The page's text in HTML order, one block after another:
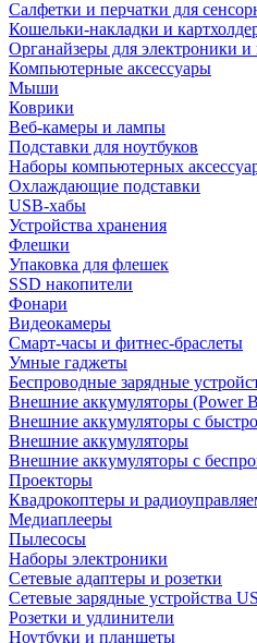
Салфетки и перчатки для
Кошельки-накладки и
Органайзеры для электроники и
Компьютерные аксессуары
Мыши
Коврики
Веб-камеры и лампы
Подставки для ноутбуков
Наборы компьютерных
Охлаждающие подставки
USB-хабы
Устройства хранения
Флешки
Упаковка для флешек
SSD накопители
Фонари
Видеокамеры
Смарт-часы и фитнес-браслеты
Умные гаджеты
Беспроводные зарядные
Внешние аккумуляторы (Power
Внешние аккумуляторы с
Внешние аккумуляторы
Внешние аккумуляторы с
Проекторы
Квадрокоптеры и
Медиаплееры
Пылесосы
Наборы электроники
Сетевые адаптеры и розетки
Сетевые зарядные устройства
Розетки и удлинители
Ноутбуки и планшеты